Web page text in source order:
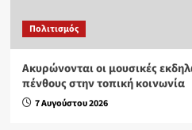
Πολιτισμός
Ακυρώνονται οι μουσικές
πένθους στην τοπική κοινωνία
7 Αυγούστου 2026